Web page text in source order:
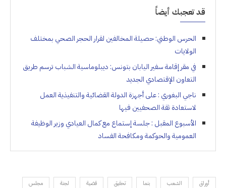
قد تعجبك أيضاً
الحرس الوطني: حصيلة المخالفين لقرار الحجر الصحي بمختلف
الولايات
في مقر إقامة سفير اليابان بتونس: ديبلوماسية الشباب ترسم طريق
التعاون الإقتصادي الجديد
ناجي البغوري : على أجهزة الدولة القضائية والتنفيذية العمل
لاستعادة ثقة الصحفيين فيها
الأسبوع المقبل : جلسة إستماع مع كمال العيادي وزير الوظيفة
العمومية والحوكمة ومكافحة الفساد
أوراق الشعب بنما تحقيق قضية لجنة
مجلس